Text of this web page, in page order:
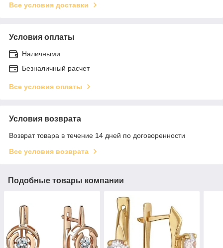
Все условия доставки
Условия оплаты
Наличными
Безналичный расчет
Все условия оплаты
Условия возврата
Возврат товара в течение 14 дней по договоренности
Все условия возврата
Подобные товары компании